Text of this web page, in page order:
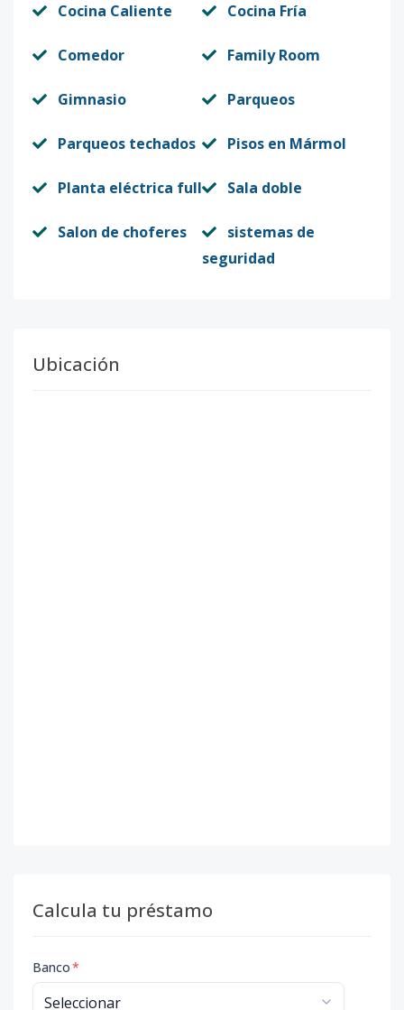
Cocina Caliente Cocina Fría
Comedor Family Room
Gimnasio Parqueos
Parqueos techados Pisos en Mármol
Planta eléctrica full Sala doble
Salon de choferes
sistemas de
seguridad
Ubicación
Calcula tu préstamo
Banco*